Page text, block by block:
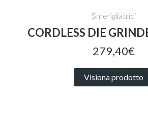
Smerigliatrici
CORDLESS DIE
279,40€
Visiona prodotto